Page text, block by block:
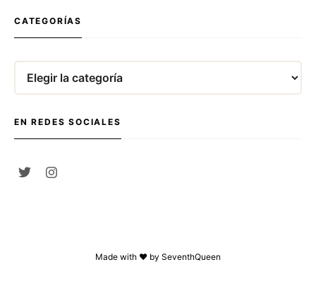
CATEGORÍAS
Categorías
EN REDES SOCIALES
Made with ❤ by SeventhQueen